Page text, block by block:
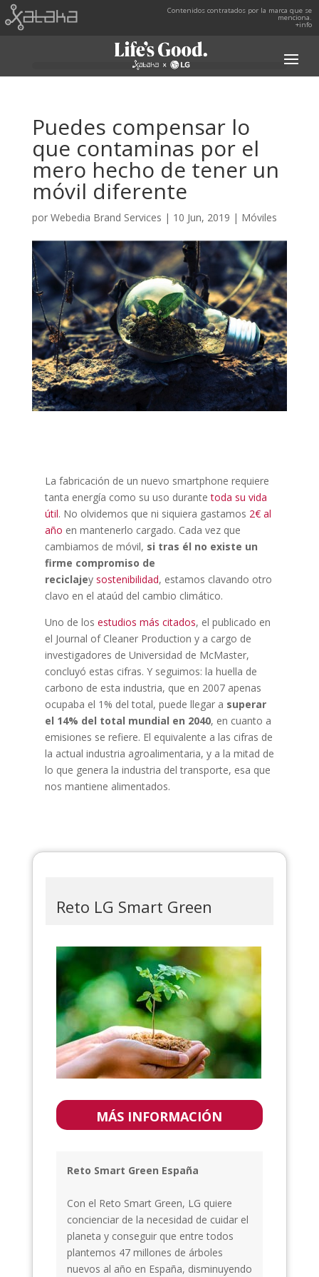
Contenidos contratados por la marca que se
menciona.
+info
Puedes compensar lo
que contaminas por el
mero hecho de tener un
móvil diferente
por Webedia Brand Services | 10 Jun, 2019 | Móviles
La fabricación de un nuevo smartphone requiere
tanta energía como su uso durantetoda su vida
útil. No olvidemos que ni siquiera gastamos 2€ al
año en mantenerlo cargado. Cada vez que
cambiamos de móvil, si tras él no existe un
firme compromiso de
reciclajey sostenibilidad, estamos clavando otro
clavo en el ataúd del cambio climático.
Uno de los estudios más citados, el publicado en
el Journal of Cleaner Production y a cargo de
investigadores de Universidad de McMaster,
concluyó estas cifras. Y seguimos: la huella de
carbono de esta industria, que en 2007 apenas
ocupaba el 1% del total, puede llegar a superar
el 14% del total mundial en 2040, en cuanto a
emisiones se refiere. El equivalente a las cifras de
la actual industria agroalimentaria, y a la mitad de
lo que genera la industria del transporte, esa que
nos mantiene alimentados.
Reto LG Smart Green
MÁS INFORMACIÓN
Reto Smart Green España
Con el Reto Smart Green, LG quiere
concienciar de la necesidad de cuidar el
planeta y conseguir que entre todos
plantemos 47 millones de árboles
nuevos al año en España, disminuyendo